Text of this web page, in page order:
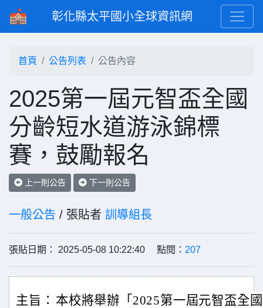
彰化縣太平國小全球資訊網
首頁 公告列表 公告內容
2025第一屆元智盃全國
分齡短水道游泳錦標
賽，鼓勵報名
上一則公告 下一則公告
一般公告 / 張貼者 訓導組長
張貼日期： 2025-05-08 10:22:40 點閱： 207
主旨： 本校將舉辦「2025第一屆元智盃全